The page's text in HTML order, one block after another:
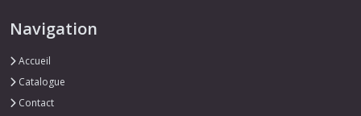
Navigation
Accueil
Catalogue
Contact